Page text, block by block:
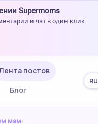
Supermoms
и чат в один клик.
постов
Блог
RU
мам›